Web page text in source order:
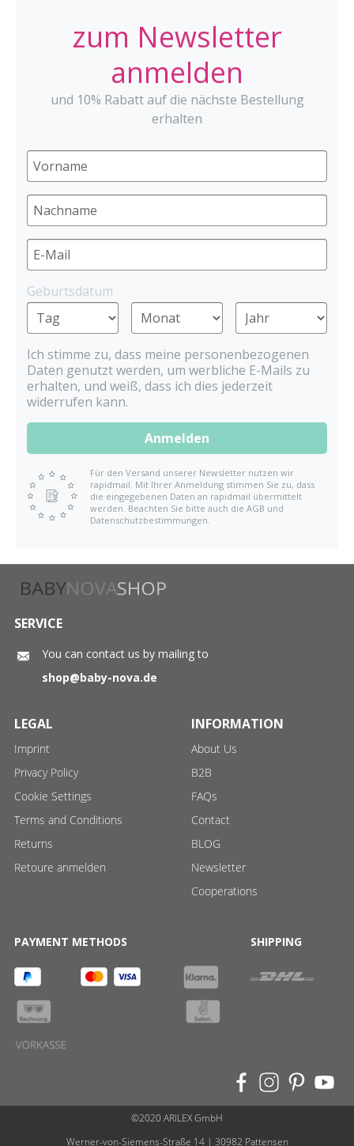
zum Newsletter
anmelden
und 10% Rabatt auf die nächste Bestellung
erhalten
Geburtsdatum
Ich stimme zu, dass meine personenbezogenen
Daten genutzt werden, um werbliche E-Mails zu
erhalten, und weiß, dass ich dies jederzeit
widerrufen kann.
Anmelden
Für den Versand unserer Newsletter nutzen wir
rapidmail. Mit Ihrer Anmeldung stimmen Sie zu, dass
die eingegebenen Daten an rapidmail übermittelt
werden. Beachten Sie bitte auch die AGB und
Datenschutzbestimmungen.
SERVICE
You can contact us by mailing to
shop@baby-nova.de
LEGAL
Imprint
Privacy Policy
Cookie Settings
Terms and Conditions
Returns
Retoure anmelden
INFORMATION
About Us
B2B
FAQs
Contact
BLOG
Newsletter
Cooperations
PAYMENT METHODS SHIPPING
©2020 ARILEX GmbH
Werner-von-Siemens-Straße 14 | 30982 Pattensen